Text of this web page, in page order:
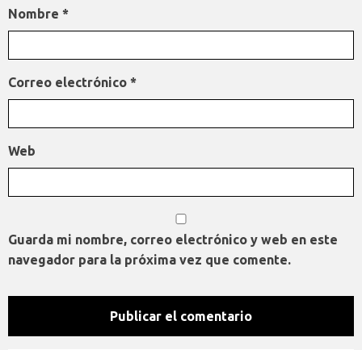
Nombre *
Correo electrónico *
Web
Guarda mi nombre, correo electrónico y web en este
navegador para la próxima vez que comente.